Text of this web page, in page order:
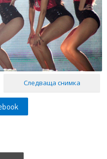
Следваща снимка